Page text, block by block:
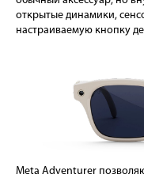
открытые динамики,
настраиваемую кнопку
Meta Adventurer